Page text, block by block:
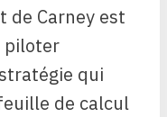
de Carney est
piloter
qui
de calcul